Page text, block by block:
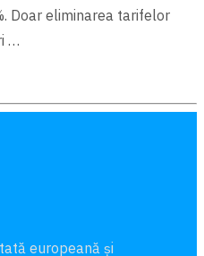
Doar eliminarea tarifelor
…
europeană și